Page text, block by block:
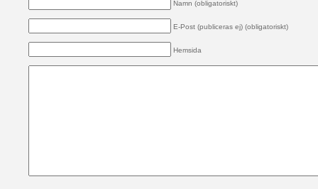
Namn (obligatoriskt)
E-Post (publiceras ej) (obligatoriskt)
Hemsida